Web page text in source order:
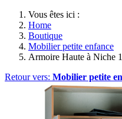
Vous êtes ici :
Home
Boutique
Mobilier petite enfance
Armoire Haute à Niche
Retour vers: Mobilier petite